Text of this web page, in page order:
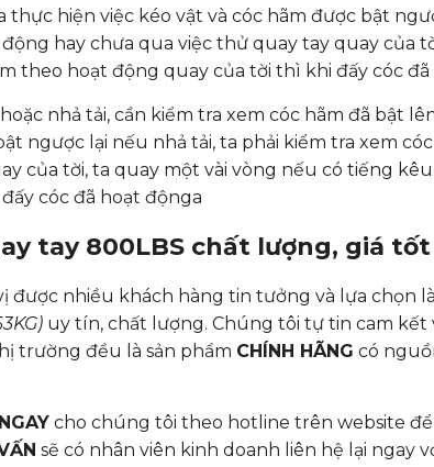
hiện việc kéo vật và cóc hãm được bật
hay chưa qua việc thử quay tay quay của
theo hoạt động quay của tời thì khi đấy cóc
nhả tải, cần kiểm tra xem cóc hãm đã bật
ngược lại nếu nhả tải, ta phải kiểm tra xem
của tời, ta quay một vài vòng nếu có tiếng
cóc đã hoạt độnga
tay 800LBS chất lượng, giá tốt
được nhiều khách hàng tin tưởng và lựa chọn
uy tín, chất lượng. Chúng tôi tự tin cam kết
trường đều là sản phẩm CHÍNH HÃNG có
cho chúng tôi theo hotline trên website
sẽ có nhân viên kinh doanh liên hệ lại ngay